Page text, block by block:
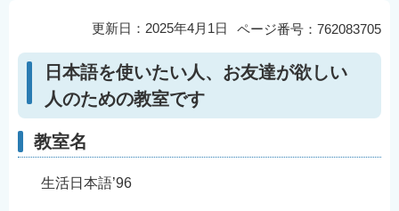
ら
ページ番号：762083705
更新日：2025年4月1日
日本語を使いたい人、お友達が欲しい
人のための教室です
教室名
生活日本語’96